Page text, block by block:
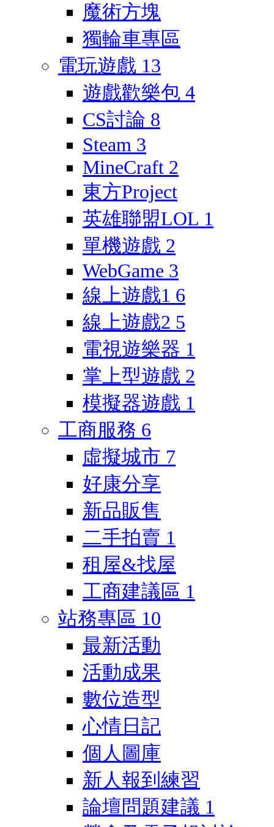
魔術方塊
獨輪車專區
電玩遊戲 13
遊戲歡樂包 4
CS討論 8
Steam 3
MineCraft 2
東方Project
英雄聯盟LOL 1
單機遊戲 2
WebGame 3
線上遊戲1 6
線上遊戲2 5
電視遊樂器 1
掌上型遊戲 2
模擬器遊戲 1
工商服務 6
虛擬城市 7
好康分享
新品販售
二手拍賣 1
租屋&找屋
工商建議區 1
站務專區 10
最新活動
活動成果
數位造型
心情日記
個人圖庫
新人報到練習
論壇問題建議 1